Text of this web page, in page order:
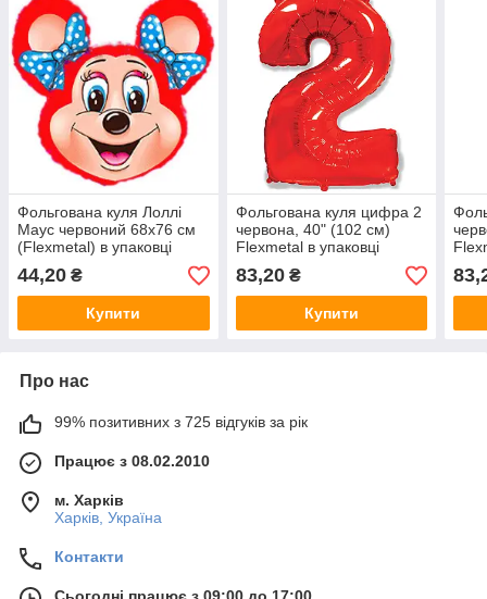
Фольгована куля Лоллі
Маус червоний 68х76 см
(Flexmetal) в упаковці
44,20 ₴
Купити
Фольгована куля цифра 2
червона, 40" (102 см)
Flexmetal в упаковці
83,20₴
Купити
Про нас
99% позитивних з 725 відгуків за рік
Працює з 08.02.2010
м. Харків
Харків, Україна
Контакти